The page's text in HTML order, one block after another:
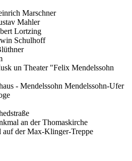
Marschner
Mahler
Lortzing
Schulhoff
un Theater "Felix Mendelssohn
- Mendelssohn Mendelssohn-Ufer
an der Thomaskirche
auf der Max-Klinger-Treppe